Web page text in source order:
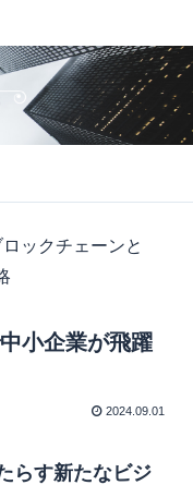
ロックチェーンと
小企業が飛躍
2024.09.01
らす新たなビジ